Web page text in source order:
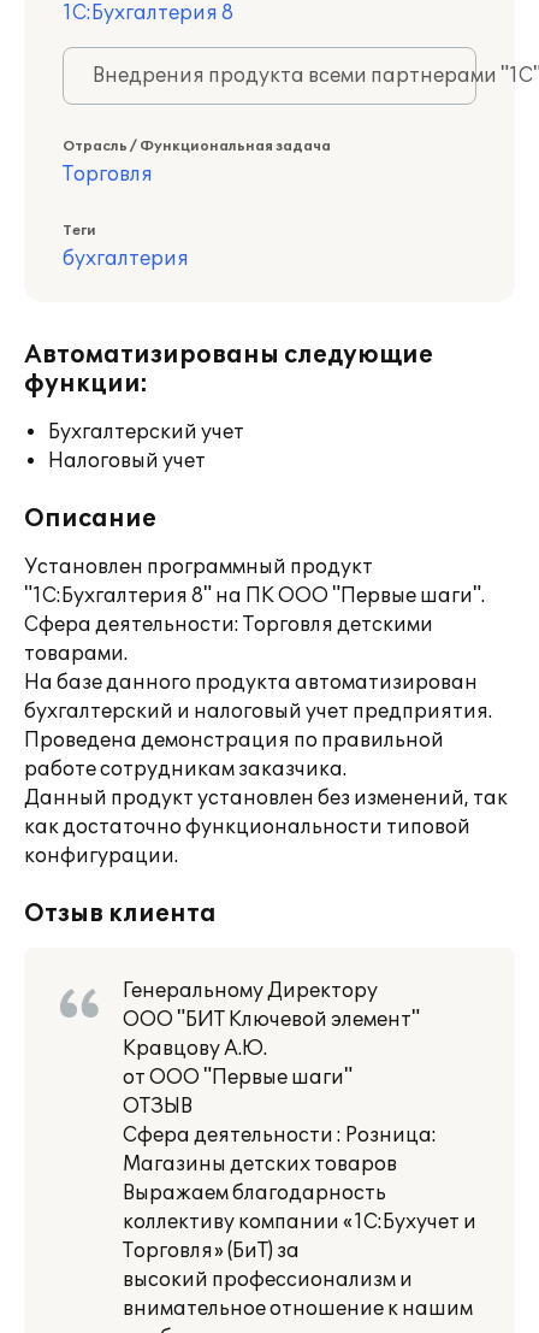
1С:Бухгалтерия 8
Внедрения продукта всеми партнерами
Отрасль / Функциональная задача
Торговля
Теги
бухгалтерия
Автоматизированы следующие
функции:
Бухгалтерский учет
Налоговый учет
Описание
Установлен программный продукт
"1С:Бухгалтерия 8" на ПК ООО "Первые шаги".
Сфера деятельности: Торговля детскими
товарами.
На базе данного продукта автоматизирован
бухгалтерский и налоговый учет предприятия.
Проведена демонстрация по правильной
работе сотрудникам заказчика.
Данный продукт установлен без изменений, так
как достаточно функциональности типовой
конфигурации.
Отзыв клиента
Генеральному Директору
ООО "БИТ Ключевой элемент"
Кравцову А.Ю.
от ООО "Первые шаги"
ОТЗЫВ
Сфера деятельности : Розница:
Магазины детских товаров
Выражаем благодарность
коллективу компании «1С:Бухучет и
Торговля» (БиТ) за
высокий профессионализм и
внимательное отношение к нашим